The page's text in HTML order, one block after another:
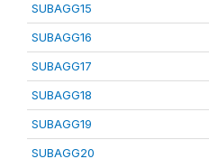
SUBAGG15
SUBAGG16
SUBAGG17
SUBAGG18
SUBAGG19
SUBAGG20